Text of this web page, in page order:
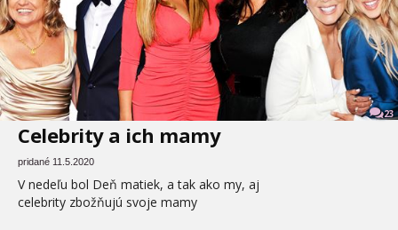
23
Celebrity a ich mamy
pridané 11.5.2020
V nedeľu bol Deň matiek, a tak ako my, aj
celebrity zbožňujú svoje mamy